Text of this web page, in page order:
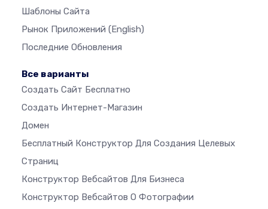
Шаблоны Сайта
Рынок Приложений (English)
Последние Обновления
Все варианты
Создать Сайт Бесплатно
Создать Интернет-Магазин
Домен
Бесплатный Конструктор Для Создания Целевых
Страниц
Конструктор Вебсайтов Для Бизнеса
Конструктор Вебсайтов О Фотографии